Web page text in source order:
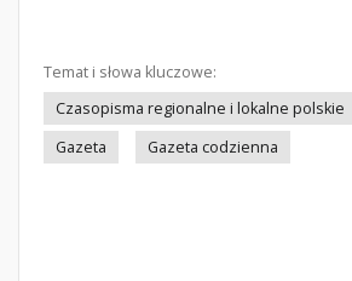
Temat i słowa kluczowe:
Czasopisma regionalne i lokalne polskie
Gazeta
Gazeta codzienna